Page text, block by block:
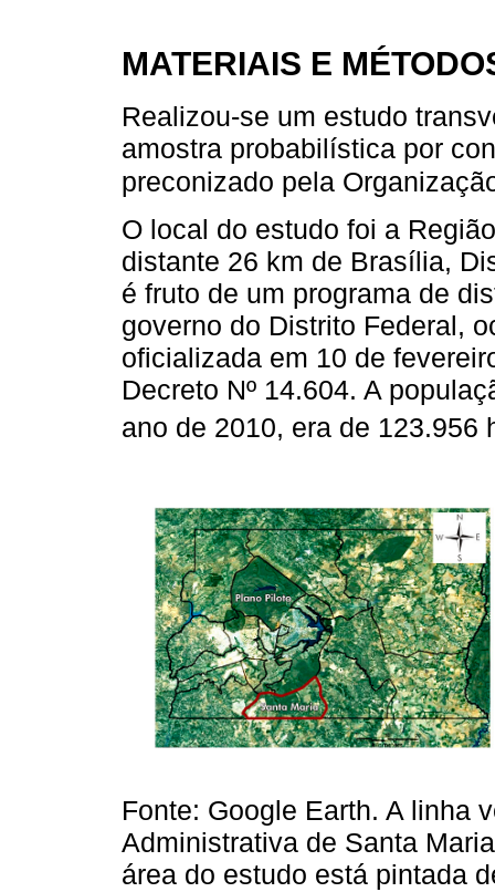
MATERIAIS E
Realizou-se um estudo
amostra probabilística por
preconizado pela
O local do estudo foi a
distante 26 km de Brasília,
é fruto de um programa de
governo do Distrito Federal,
oficializada em 10 de
Decreto Nº 14.604. A
ano de 2010, era de 123.956
Fonte: Google Earth. A linha
Administrativa de Santa
área do estudo está pintada